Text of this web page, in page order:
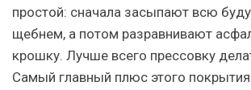
простой: сначала засыпают всю
щебнем, а потом разравнивают
крошку. Лучше всего прессовку
Самый главный плюс этого